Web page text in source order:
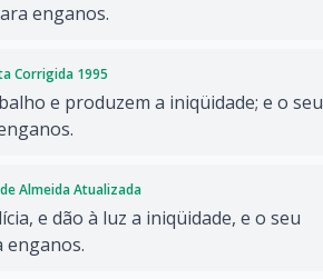
enganos.
Corrigida 1995
e produzem a iniqüidade; e o seu
Almeida Atualizada
e dão à luz a iniqüidade, e o seu
enganos.